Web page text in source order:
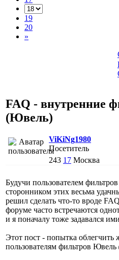
19
20
»
FAQ - внутренние
(Ювель)
ViKiNg1980
Посетитель
243 17 Москва
Будучи пользователем
сторонником этих весьма
решил сделать что-то вроде
форуме часто встречаются
и я поначалу тоже задавался
Этот пост - попытка
пользователям фильтров Ювель